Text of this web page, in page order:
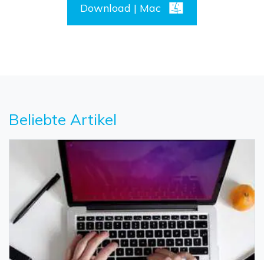
Download | Mac
Beliebte Artikel